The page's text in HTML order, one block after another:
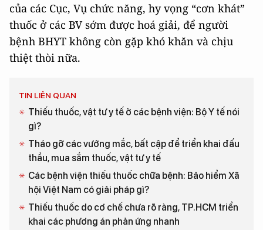
của các Cục, Vụ chức năng, hy vọng “cơn khát”
thuốc ở các BV sớm được hoá giải, để người
bệnh BHYT không còn gặp khó khăn và chịu
thiệt thòi nữa.
TIN LIÊN QUAN
Thiếu thuốc, vật tư y tế ở các bệnh viện: Bộ Y tế nói
gì?
Tháo gỡ các vướng mắc, bất cập để triển khai đấu
thầu, mua sắm thuốc, vật tư y tế
Các bệnh viện thiếu thuốc chữa bệnh: Bảo hiểm Xã
hội Việt Nam có giải pháp gì?
Thiếu thuốc do cơ chế chưa rõ ràng, TP.HCM triển
khai các phương án phản ứng nhanh